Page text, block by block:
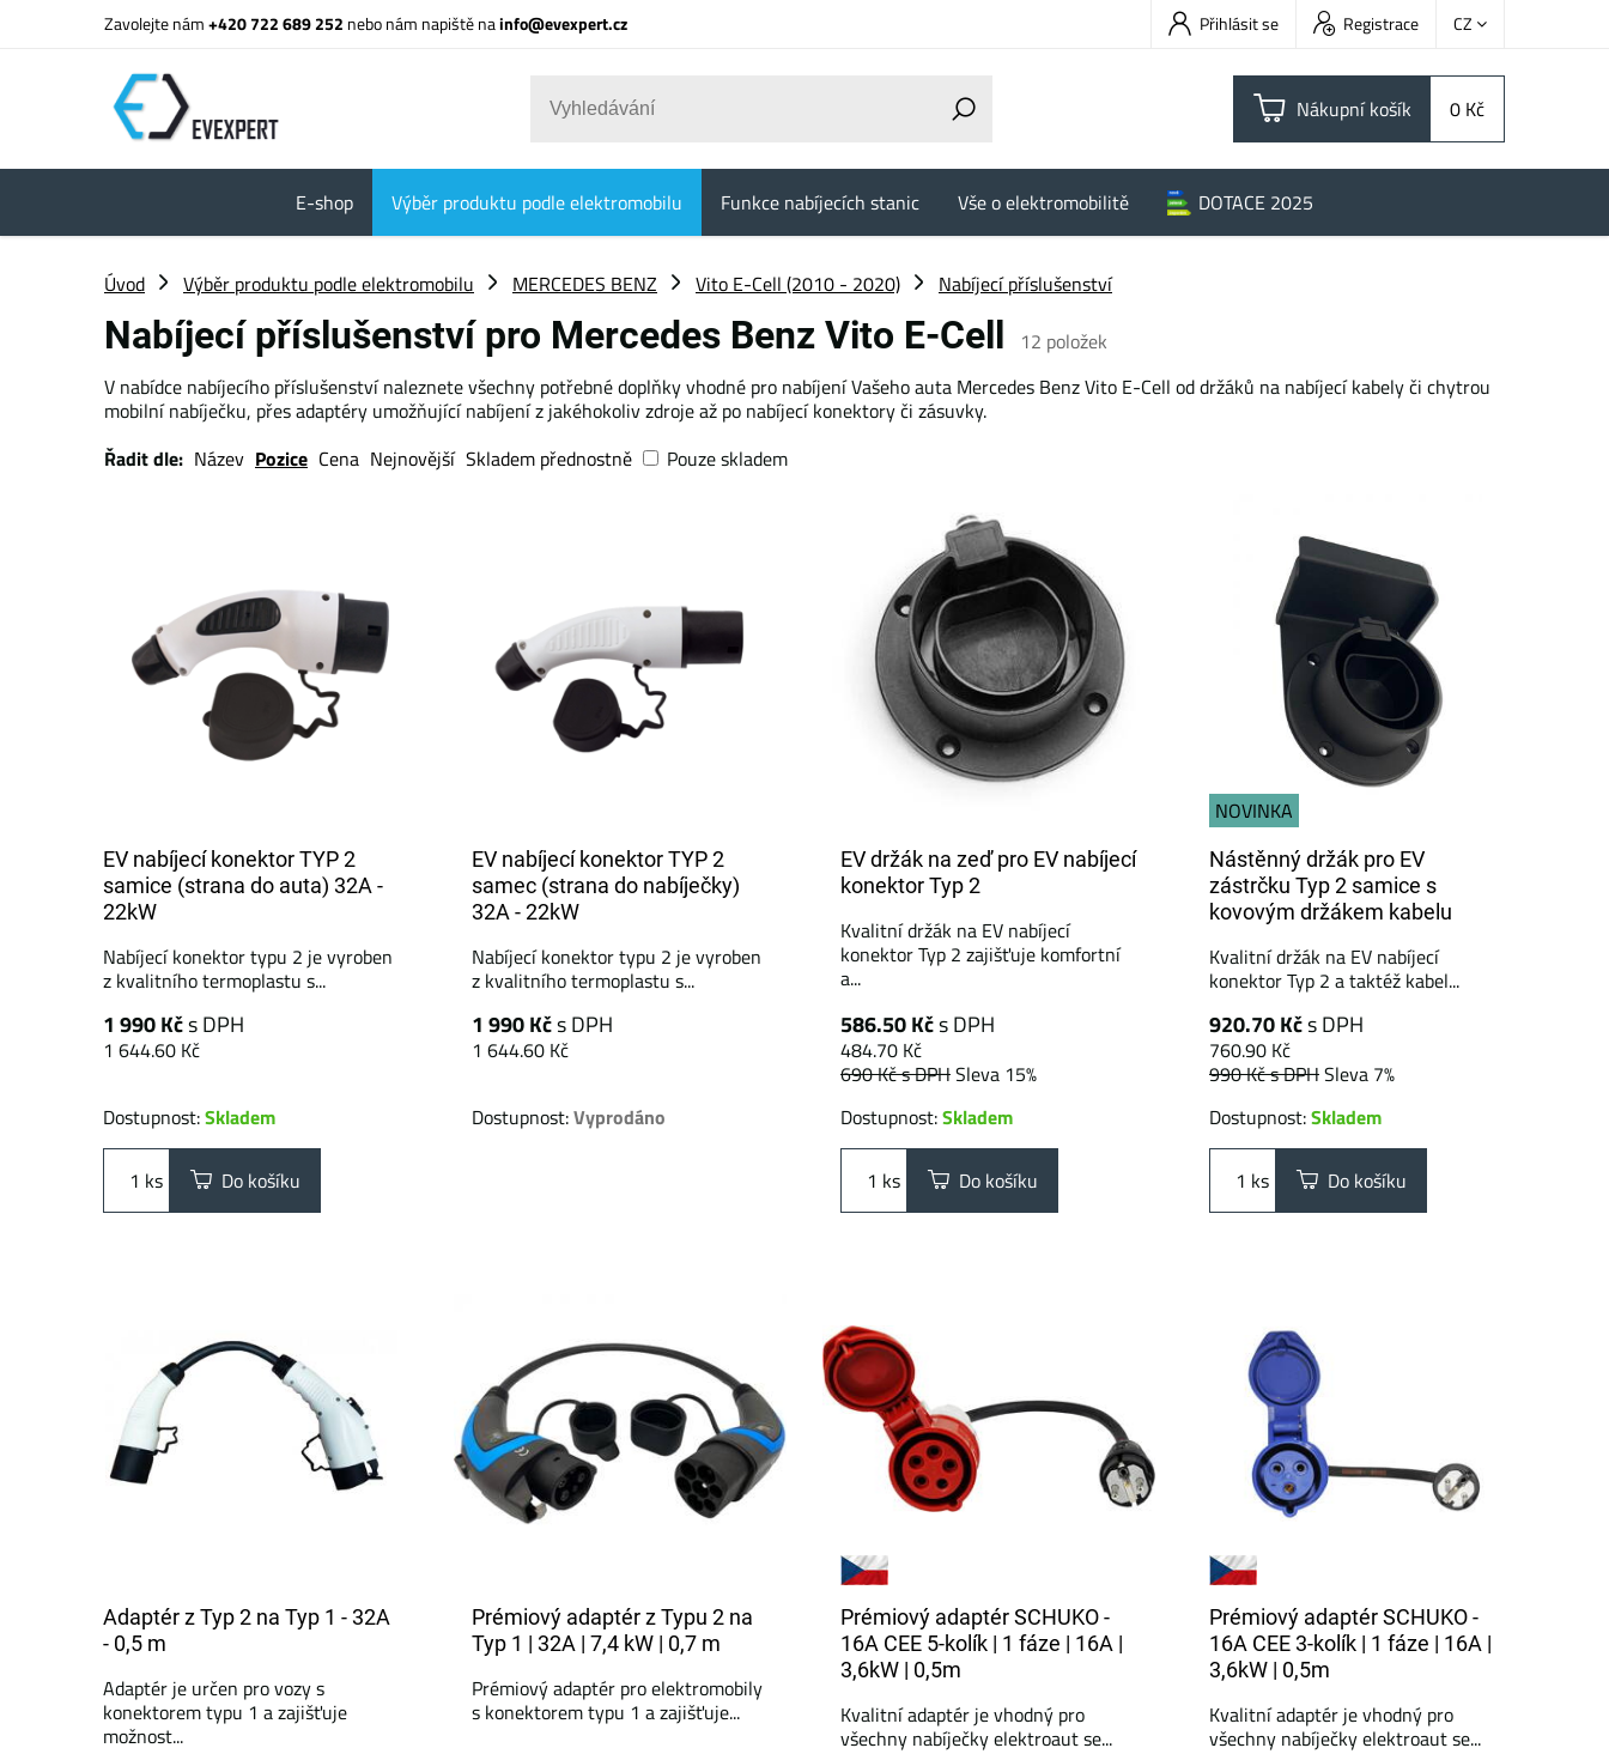
Zavolejte nám+420 722 689 252 nebo nám napiště nainfo@evexpert.cz Přihlásit se Registrace CZ
Nákupní košík 0 Kč
E-shop Výběr produktu podle elektromobilu Funkce nabíjecích stanic Vše o elektromobilitě DOTACE 2025
Úvod Výběr produktu podle elektromobilu MERCEDES BENZ Vito E-Cell (2010 - 2020) Nabíjecí příslušenství
Nabíjecí příslušenství pro Mercedes Benz Vito E-Cell 12 položek
V nabídce nabíjecího příslušenství naleznete všechny potřebné doplňky vhodné pro nabíjení Vašeho auta Mercedes Benz Vito E-Cell od držáků na nabíjecí kabely či chytrou
mobilní nabíječku, přes adaptéry umožňující nabíjení z jakéhokoliv zdroje až po nabíjecí konektory či zásuvky.
Řadit dle: Název Pozice Cena Nejnovější Skladem přednostně Pouze skladem
EV nabíjecí konektor TYP 2
samice (strana do auta) 32A -
22kW
Nabíjecí konektor typu 2 je vyroben
z kvalitního termoplastu s...
1 990 Kčs DPH
1 644.60 Kč
Dostupnost:Skladem
ks Do košíku
EV nabíjecí konektor TYP 2
samec (strana do nabíječky)
32A - 22kW
Nabíjecí konektor typu 2 je vyroben
z kvalitního termoplastu s...
1 990 Kčs DPH
1 644.60 Kč
Dostupnost:Vyprodáno
EV držák na zeď pro EV nabíjecí
konektor Typ 2
Kvalitní držák na EV nabíjecí
konektor Typ 2 zajišťuje komfortní
a...
586.50 Kčs DPH
484.70 Kč
690 Kčs DPHSleva 15%
Dostupnost:Skladem
ks Do košíku
NOVINKA
Nástěnný držák pro EV
zástrčku Typ 2 samice s
kovovým držákem kabelu
Kvalitní držák na EV nabíjecí
konektor Typ 2 a taktéž kabel...
920.70 Kčs DPH
760.90 Kč
990 Kčs DPHSleva 7%
Dostupnost:Skladem
ks Do košíku
Adaptér z Typ 2 na Typ 1 - 32A
- 0,5 m
Adaptér je určen pro vozy s
konektorem typu 1 a zajišťuje
možnost...
Prémiový adaptér z Typu 2 na
Typ 1 | 32A | 7,4 kW | 0,7 m
Prémiový adaptér pro elektromobily
s konektorem typu 1 a zajišťuje...
Prémiový adaptér SCHUKO -
16A CEE 5-kolík | 1 fáze | 16A |
3,6kW | 0,5m
Kvalitní adaptér je vhodný pro
všechny nabíječky elektroaut se...
Prémiový adaptér SCHUKO -
16A CEE 3-kolík | 1 fáze | 16A |
3,6kW | 0,5m
Kvalitní adaptér je vhodný pro
všechny nabíječky elektroaut se...